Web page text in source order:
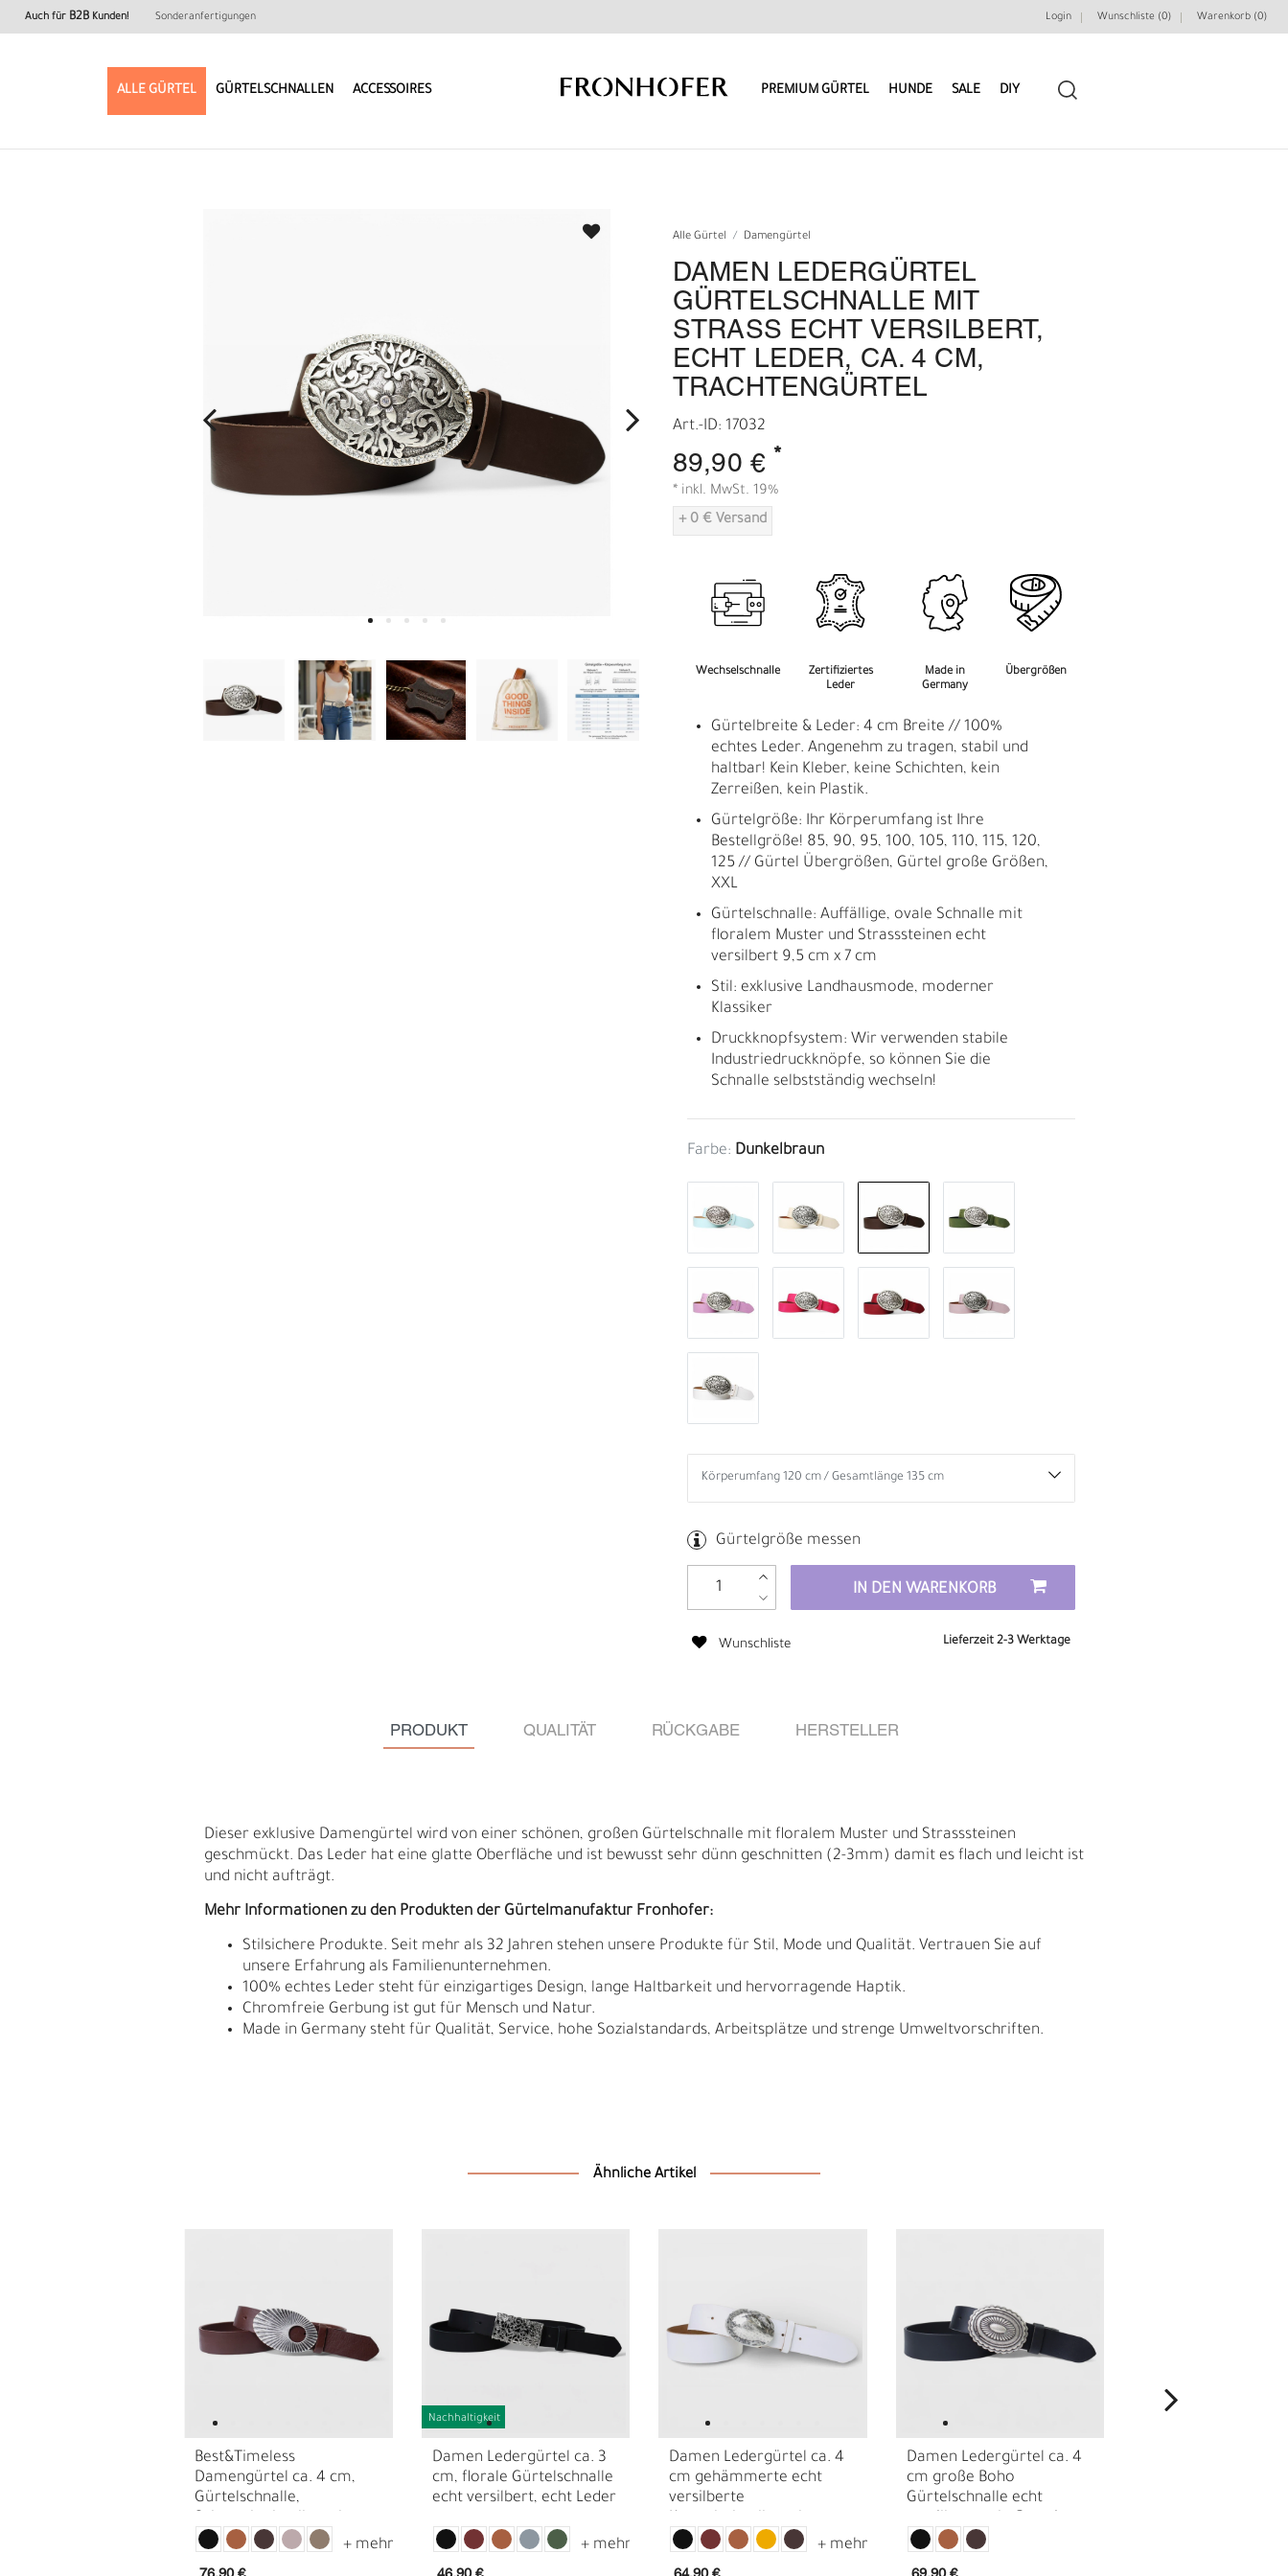
Auch für B2B Kunden! Sonderanfertigungen Login Wunschliste (0) Warenkorb (0)
ALLE GÜRTEL
D
G
GÜRTELSCHNALLEN
W
ACCESSOIRES
A
N
PREMIUM GÜRTEL
E
H
N
HUNDE
Ü
R
I
SALE DIY
Alle Gürtel Damengürtel
DAMEN LEDERGÜRTEL
GÜRTELSCHNALLE MIT
STRASS ECHT VERSILBERT,
ECHT LEDER, CA. 4 CM,
TRACHTENGÜRTEL
Art.-ID: 17032
89,90 € *
* inkl. MwSt. 19%
+ 0 € Versand
Wechselschnalle
Zertifiziertes
Leder
Made in
Germany
Übergrößen
Gürtelbreite & Leder: 4 cm Breite // 100%
echtes Leder. Angenehm zu tragen, stabil und
haltbar! Kein Kleber, keine Schichten, kein
Zerreißen, kein Plastik.
Gürtelgröße: Ihr Körperumfang ist Ihre
Bestellgröße! 85, 90, 95, 100, 105, 110, 115, 120,
125 // Gürtel Übergrößen, Gürtel große Größen,
XXL
Gürtelschnalle: Auffällige, ovale Schnalle mit
floralem Muster und Strasssteinen echt
versilbert 9,5 cm x 7 cm
Stil: exklusive Landhausmode, moderner
Klassiker
Druckknopfsystem: Wir verwenden stabile
Industriedruckknöpfe, so können Sie die
Schnalle selbstständig wechseln!
Farbe: Dunkelbraun
Gürtelgröße messen
IN DEN WARENKORB
Wunschliste Lieferzeit 2-3 Werktage
PRODUKT QUALITÄT RÜCKGABE HERSTELLER
Dieser exklusive Damengürtel wird von einer schönen, großen Gürtelschnalle mit floralem Muster und Strasssteinen
geschmückt. Das Leder hat eine glatte Oberfläche und ist bewusst sehr dünn geschnitten (2-3mm) damit es flach und leicht ist
und nicht aufträgt.
Mehr Informationen zu den Produkten der Gürtelmanufaktur Fronhofer:
Stilsichere Produkte. Seit mehr als 32 Jahren stehen unsere Produkte für Stil, Mode und Qualität. Vertrauen Sie auf
unsere Erfahrung als Familienunternehmen.
100% echtes Leder steht für einzigartiges Design, lange Haltbarkeit und hervorragende Haptik.
Chromfreie Gerbung ist gut für Mensch und Natur.
Made in Germany steht für Qualität, Service, hohe Sozialstandards, Arbeitsplätze und strenge Umweltvorschriften.
Ähnliche Artikel
Best&Timeless
Damengürtel ca. 4 cm,
Gürtelschnalle,
versilbert
Nachhaltigkeit
Damen Ledergürtel ca. 3
cm, florale Gürtelschnalle
echt versilbert, echt Leder
Damen Ledergürtel ca. 4
cm gehämmerte echt
versilberte
Leder
Damen Ledergürtel ca. 4
cm große Boho
Gürtelschnalle echt
Büffellleder